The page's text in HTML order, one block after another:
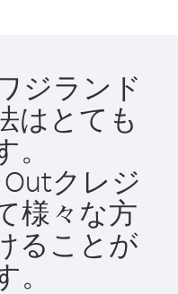
ジランド
はとても
クレジ
様々な方
ることが